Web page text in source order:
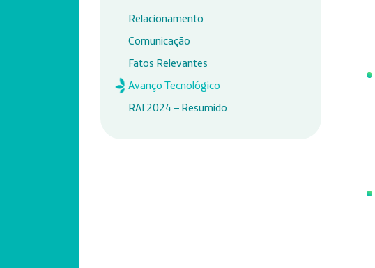
Relacionamento
Comunicação
Fatos Relevantes
Avanço Tecnológico
RAI 2024 – Resumido